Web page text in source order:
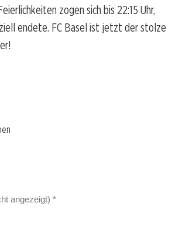
zogen sich bis 22:15 Uhr,
endete. FC Basel ist jetzt der stolze